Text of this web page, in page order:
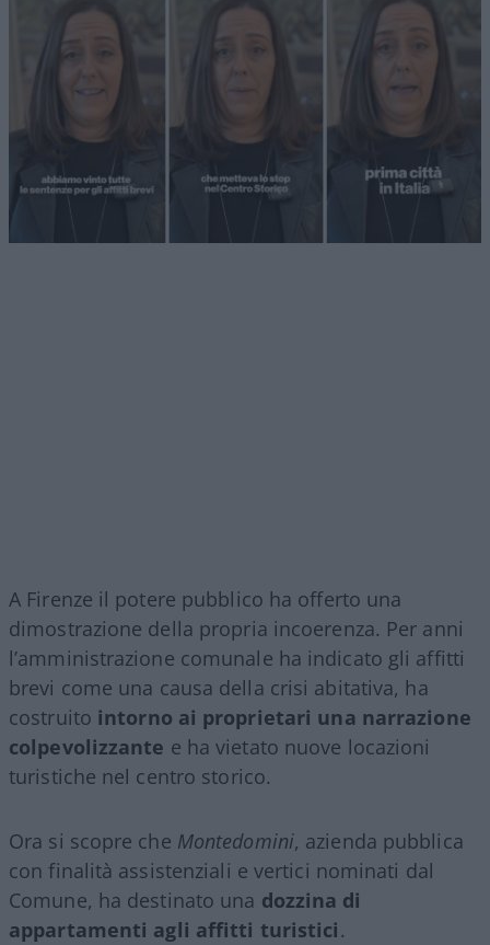
A Firenze il potere pubblico ha offerto una
dimostrazione della propria incoerenza. Per anni
l’amministrazione comunale ha indicato gli affitti
brevi come una causa della crisi abitativa, ha
costruito intorno ai proprietari una narrazione
colpevolizzante e ha vietato nuove locazioni
turistiche nel centro storico.
Ora si scopre che Montedomini, azienda pubblica
con finalità assistenziali e vertici nominati dal
Comune, ha destinato una dozzina di
appartamenti agli affitti turistici.